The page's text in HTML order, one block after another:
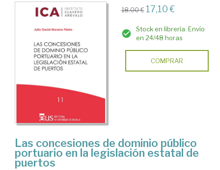
18,00 € 17,10 €
Stock en librería. Envío
en 24/48 horas
COMPRAR
Las concesiones de dominio público
portuario en la legislación estatal de
puertos